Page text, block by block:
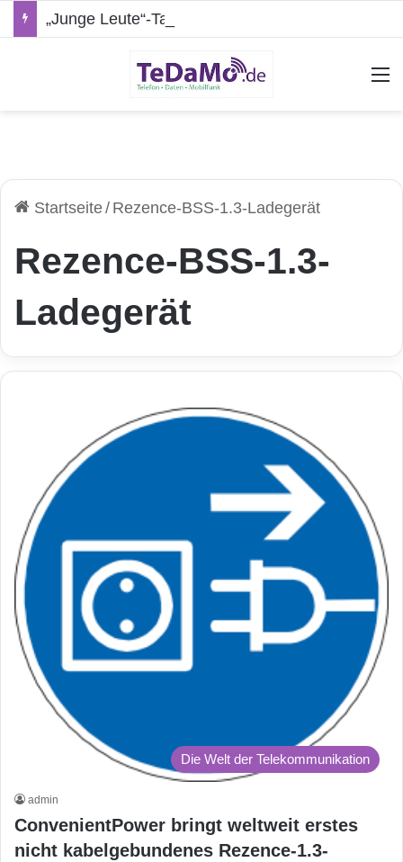
Startseite/ Rezence-BSS-1.3-Ladegerät
Rezence-BSS-1.3-
Ladegerät
Die Welt der Telekommunikation
admin
ConvenientPower bringt weltweit erstes
nicht kabelgebundenes Rezence-1.3-